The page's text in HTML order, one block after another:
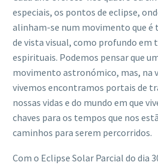
especiais, os pontos de eclipse,
alinham-se num movimento que
de vista visual, como profundo em
espirituais. Podemos pensar que
movimento astronómico, mas, na
vivemos encontramos portais de
nossas vidas e do mundo em que
chaves para os tempos que nos
caminhos para serem percorridos.
Com o Eclipse Solar Parcial do dia